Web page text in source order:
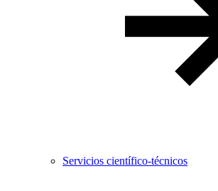
Servicios científico-técnicos